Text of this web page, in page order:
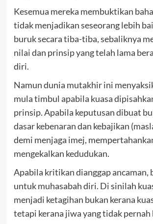
Kesemua mereka membuktikan
tidak menjadikan seseorang lebih
buruk secara tiba-tiba, sebaliknya
nilai dan prinsip yang telah lama
diri.
Namun dunia mutakhir ini
mula timbul apabila kuasa
prinsip. Apabila keputusan dibuat
dasar kebenaran dan kebajikan
demi menjaga imej,
mengekalkan kedudukan.
Apabila kritikan dianggap ancaman,
untuk muhasabah diri. Di sinilah
menjadi ketagihan bukan kerana
tetapi kerana jiwa yang tidak pernah